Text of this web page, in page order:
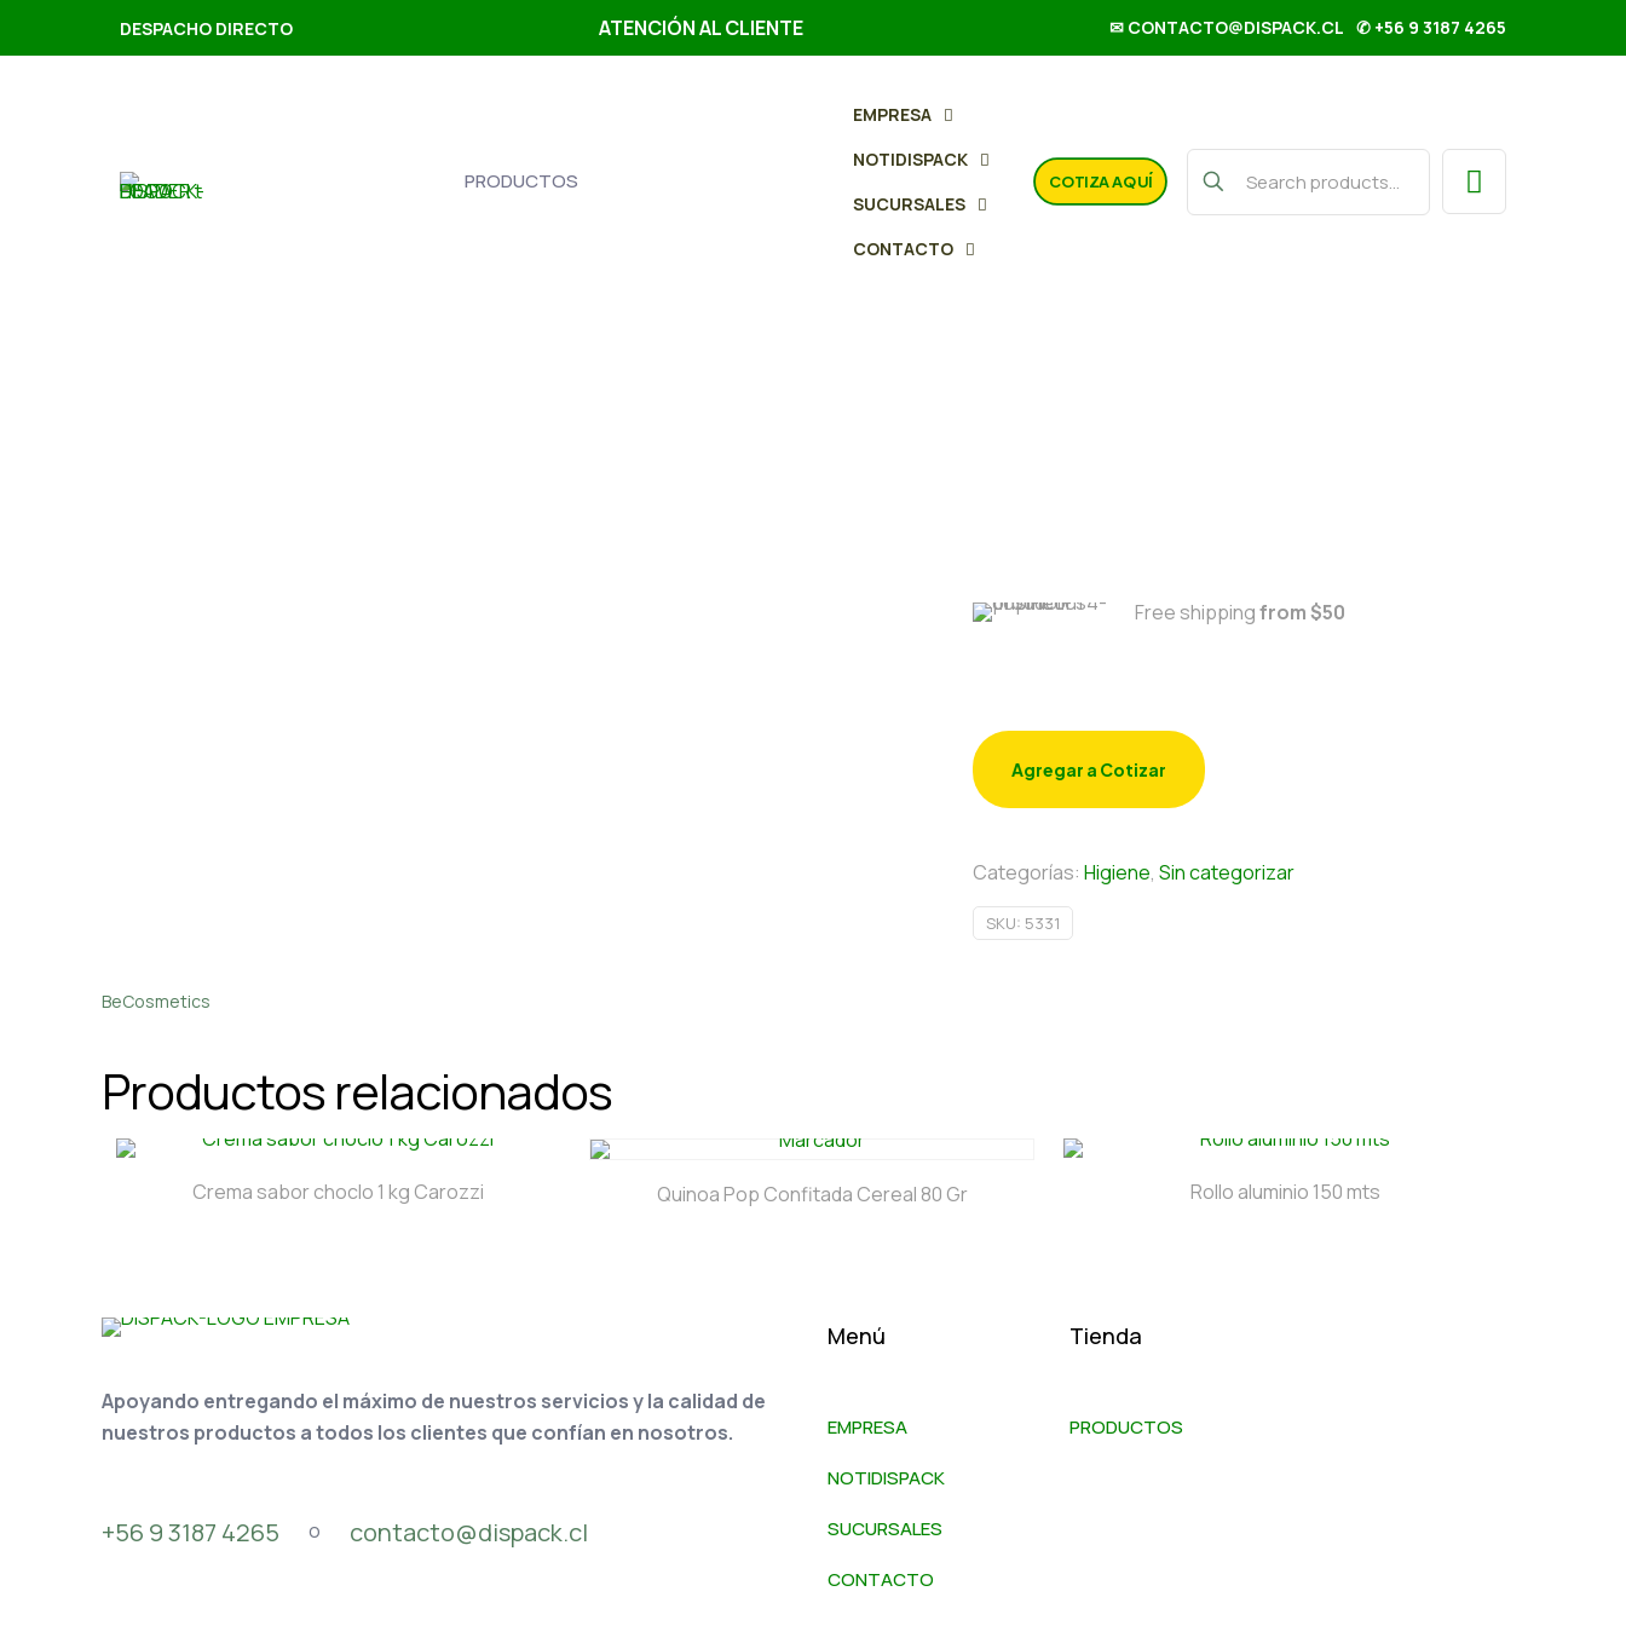
DESPACHO DIRECTO ATENCIÓN AL CLIENTE ✉ CONTACTO@DISPACK.CL ✆ +56 9 3187 4265
PRODUCTOS
EMPRESA
NOTIDISPACK
SUCURSALES
CONTACTO
COTIZA AQUÍ
Free shippingfrom $50
Agregar a Cotizar
Categorías: Higiene, Sin categorizar
SKU: 5331
BeCosmetics
Productos relacionados
Crema sabor choclo 1 kg Carozzi Quinoa Pop Confitada Cereal 80 Gr Rollo aluminio 150 mts
Apoyando entregando el máximo de nuestros servicios y la calidad de
nuestros productos a todos los clientes que confían en nosotros.
+56 9 3187 4265 o contacto@dispack.cl
Menú
EMPRESA
NOTIDISPACK
SUCURSALES
CONTACTO
Tienda
PRODUCTOS